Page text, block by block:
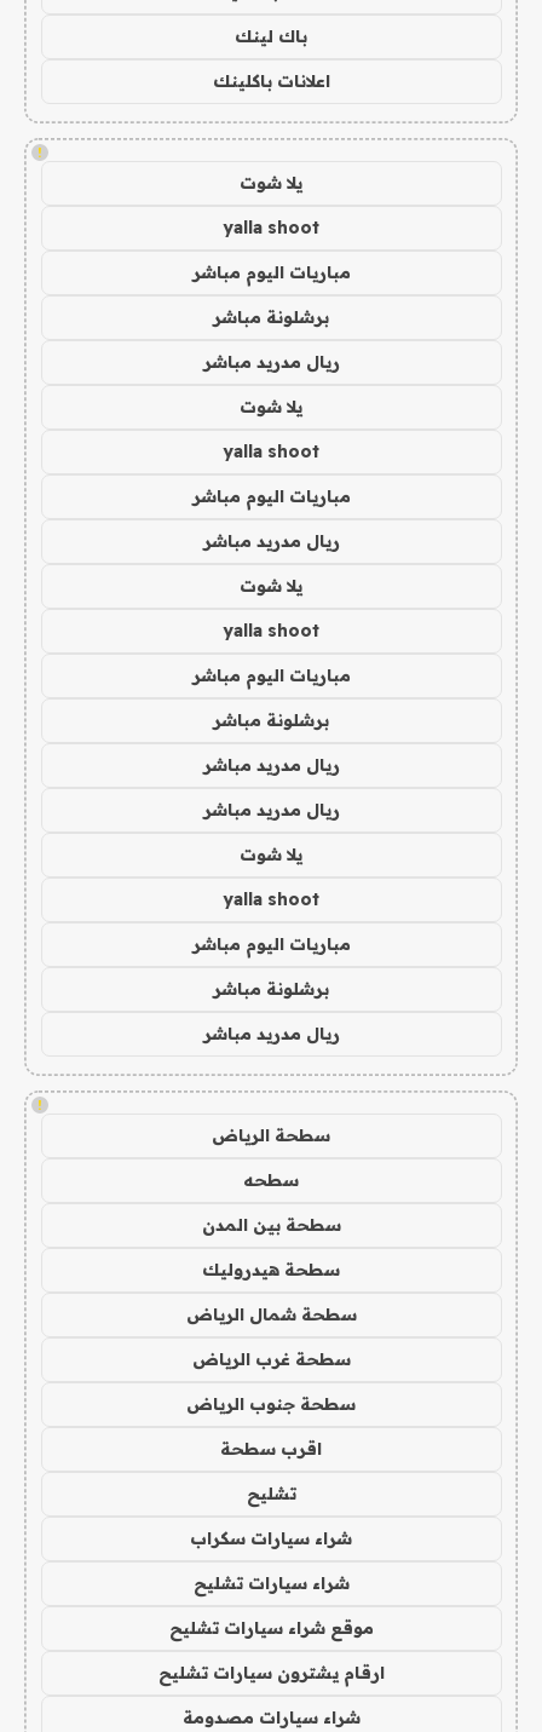
باك لينك
اعلانات باكلينك
!
يلا شوت
yalla shoot
مباريات اليوم مباشر
برشلونة مباشر
ريال مدريد مباشر
يلا شوت
yalla shoot
مباريات اليوم مباشر
ريال مدريد مباشر
يلا شوت
yalla shoot
مباريات اليوم مباشر
برشلونة مباشر
ريال مدريد مباشر
ريال مدريد مباشر
يلا شوت
yalla shoot
مباريات اليوم مباشر
برشلونة مباشر
ريال مدريد مباشر
!
سطحة الرياض
سطحه
سطحة بين المدن
سطحة هيدروليك
سطحة شمال الرياض
سطحة غرب الرياض
سطحة جنوب الرياض
اقرب سطحة
تشليح
شراء سيارات سكراب
شراء سيارات تشليح
موقع شراء سيارات تشليح
ارقام يشترون سيارات تشليح
شراء سيارات مصدومة